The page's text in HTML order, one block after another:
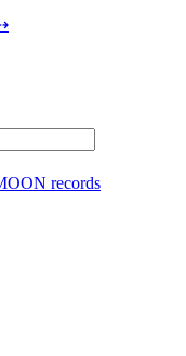
records